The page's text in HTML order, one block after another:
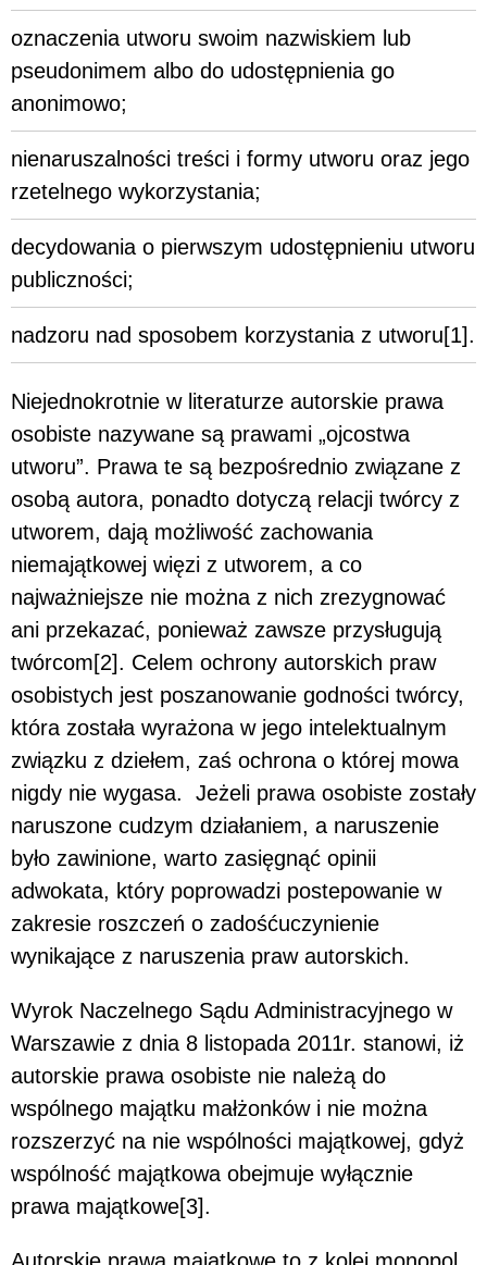
oznaczenia utworu swoim nazwiskiem lub
pseudonimem albo do udostępnienia go
anonimowo;
nienaruszalności treści i formy utworu oraz jego
rzetelnego wykorzystania;
decydowania o pierwszym udostępnieniu utworu
publiczności;
nadzoru nad sposobem korzystania z utworu[1].
Niejednokrotnie w literaturze autorskie prawa
osobiste nazywane są prawami „ojcostwa
utworu”. Prawa te są bezpośrednio związane z
osobą autora, ponadto dotyczą relacji twórcy z
utworem, dają możliwość zachowania
niemajątkowej więzi z utworem, a co
najważniejsze nie można z nich zrezygnować
ani przekazać, ponieważ zawsze przysługują
twórcom[2]. Celem ochrony autorskich praw
osobistych jest poszanowanie godności twórcy,
która została wyrażona w jego intelektualnym
związku z dziełem, zaś ochrona o której mowa
nigdy nie wygasa. Jeżeli prawa osobiste zostały
naruszone cudzym działaniem, a naruszenie
było zawinione, warto zasięgnąć opinii
adwokata, który poprowadzi postepowanie w
zakresie roszczeń o zadośćuczynienie
wynikające z naruszenia praw autorskich.
Wyrok Naczelnego Sądu Administracyjnego w
Warszawie z dnia 8 listopada 2011r. stanowi, iż
autorskie prawa osobiste nie należą do
wspólnego majątku małżonków i nie można
rozszerzyć na nie wspólności majątkowej, gdyż
wspólność majątkowa obejmuje wyłącznie
prawa majątkowe[3].